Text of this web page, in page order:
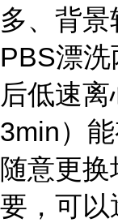
多、背景
PBS漂
后低速离
3min）
随意更
要，可以